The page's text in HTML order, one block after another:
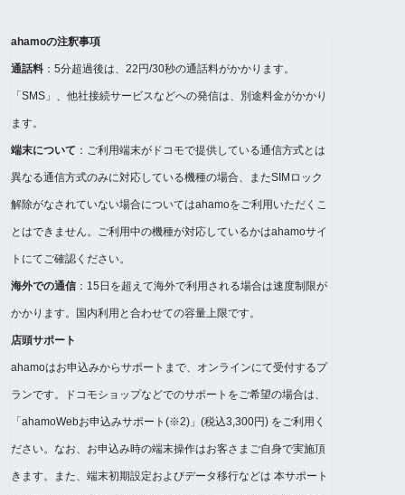
ahamoの注釈事項
通話料 ：5分超過後は、22円/30秒の通話料がかかります。
「SMS」、他社接続サービスなどへの発信は、別途料金がかかり
ます。
端末について ：ご利用端末がドコモで提供している通信方式とは
異なる通信方式のみに対応している機種の場合、またSIMロック
解除がなされていない場合についてはahamoをご利用いただくこ
とはできません。ご利用中の機種が対応しているかはahamoサイ
トにてご確認ください。
海外での通信 ：15日を超えて海外で利用される場合は速度制限が
かかります。国内利用と合わせての容量上限です。
店頭サポート
ahamoはお申込みからサポートまで、オンラインにて受付するプ
ランです。ドコモショップなどでのサポートをご希望の場合は、
「ahamoWebお申込みサポート(※2)」(税込3,300円) をご利用く
ださい。なお、お申込み時の端末操作はお客さまご自身で実施頂
きます。また、端末初期設定およびデータ移行などは 本サポート